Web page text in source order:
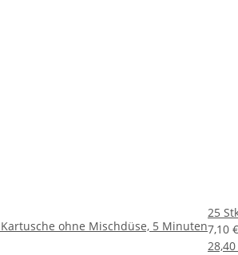
ohne Mischdüse, 5 Minuten
25
7,10 €